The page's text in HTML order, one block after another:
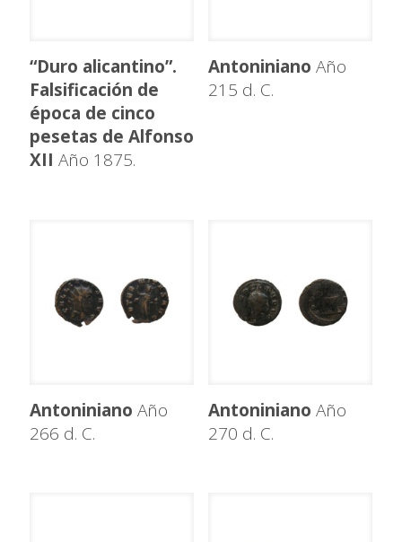
“Duro alicantino”.
Falsificación de
época de cinco
pesetas de Alfonso
XII Año 1875.
Antoniniano Año
215 d. C.
Antoniniano Año
266 d. C.
Antoniniano Año
270 d. C.